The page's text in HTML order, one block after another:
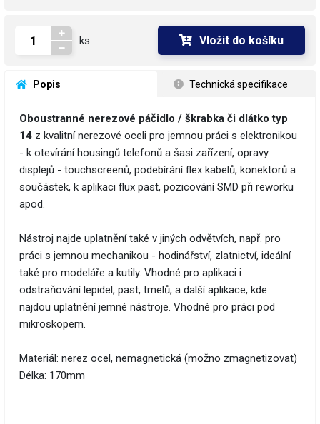
ks Vložit do košíku
Popis Technická specifikace
Oboustranné nerezové páčidlo / škrabka či dlátko typ
14 z kvalitní nerezové oceli pro jemnou práci s elektronikou
- k otevírání housingů telefonů a šasi zařízení, opravy
displejů - touchscreenů, podebírání flex kabelů, konektorů a
součástek, k aplikaci flux past, pozicování SMD při reworku
apod.
Nástroj najde uplatnění také v jiných odvětvích, např. pro
práci s jemnou mechanikou - hodinářství, zlatnictví, ideální
také pro modeláře a kutily. Vhodné pro aplikaci i
odstraňování lepidel, past, tmelů, a další aplikace, kde
najdou uplatnění jemné nástroje. Vhodné pro práci pod
mikroskopem.
Materiál: nerez ocel, nemagnetická (možno zmagnetizovat)
Délka: 170mm